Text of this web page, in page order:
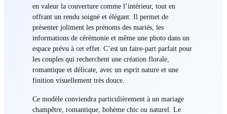
en valeur la couverture comme l’intérieur, tout en
offrant un rendu soigné et élégant. Il permet de
présenter joliment les prénoms des mariés, les
informations de cérémonie et même une photo dans un
espace prévu à cet effet. C’est un faire-part parfait pour
les couples qui recherchent une création florale,
romantique et délicate, avec un esprit nature et une
finition visuellement très douce.
Ce modèle conviendra particulièrement à un mariage
champêtre, romantique, bohème chic ou naturel. Le